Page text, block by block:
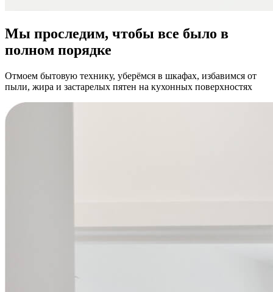
Мы проследим, чтобы все было в
полном порядке
Отмоем бытовую технику, уберёмся в шкафах, избавимся от
пыли, жира и застарелых пятен на кухонных поверхностях